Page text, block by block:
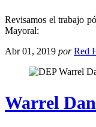
Revisamos el trabajo
Mayoral:
Abr 01, 2019 por Red
Warrel